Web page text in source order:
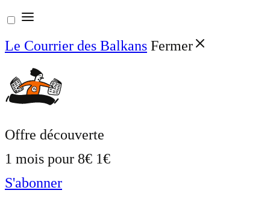
Aller
au
contenu
Le Courrier des Balkans Fermer
Offre découverte
1 mois pour 8€ 1€
S'abonner